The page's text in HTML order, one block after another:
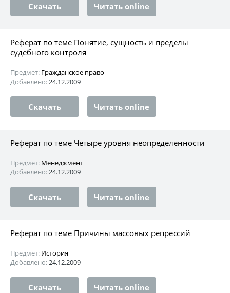
Скачать Читать online
Реферат по теме Понятие, сущность и пределы
судебного контроля
Предмет: Гражданское право
Добавлено:24.12.2009
Скачать Читать online
Реферат по теме Четыре уровня неопределенности
Предмет: Менеджмент
Добавлено:24.12.2009
Скачать Читать online
Реферат по теме Причины массовых репрессий
Предмет: История
Добавлено:24.12.2009
Скачать Читать online